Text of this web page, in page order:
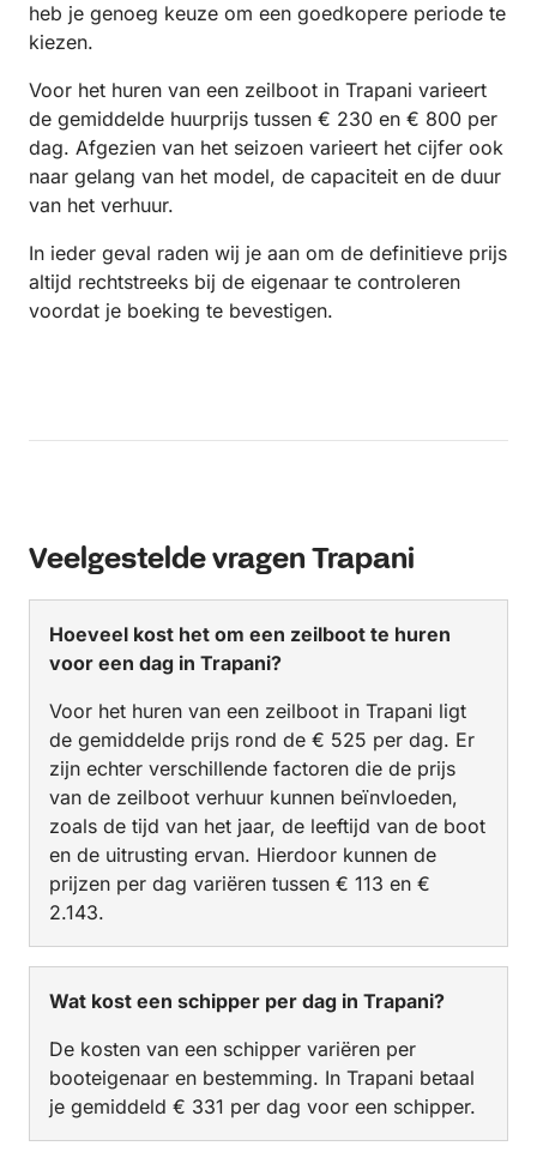
heb je genoeg keuze om een goedkopere periode te
kiezen.
Voor het huren van een zeilboot in Trapani varieert
de gemiddelde huurprijs tussen € 230 en € 800 per
dag. Afgezien van het seizoen varieert het cijfer ook
naar gelang van het model, de capaciteit en de duur
van het verhuur.
In ieder geval raden wij je aan om de definitieve prijs
altijd rechtstreeks bij de eigenaar te controleren
voordat je boeking te bevestigen.
Veelgestelde vragen Trapani
Hoeveel kost het om een zeilboot te huren
voor een dag in Trapani?
Voor het huren van een zeilboot in Trapani ligt
de gemiddelde prijs rond de € 525 per dag. Er
zijn echter verschillende factoren die de prijs
van de zeilboot verhuur kunnen beïnvloeden,
zoals de tijd van het jaar, de leeftijd van de boot
en de uitrusting ervan. Hierdoor kunnen de
prijzen per dag variëren tussen € 113 en €
2.143.
Wat kost een schipper per dag in Trapani?
De kosten van een schipper variëren per
booteigenaar en bestemming. In Trapani betaal
je gemiddeld € 331 per dag voor een schipper.